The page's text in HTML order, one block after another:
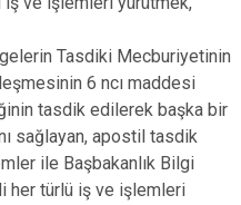
Tasdiki Mecburiyetinin
6 ncı maddesi
tasdik edilerek başka bir
sağlayan, apostil tasdik
ile Başbakanlık Bilgi
her türlü iş ve işlemleri